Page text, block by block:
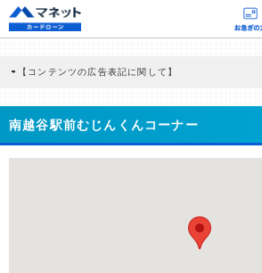
【コンテンツの広告表記に関して】
商品を根拠なくPRするものではなく、当編集部の調査
どに基づき、公平性を担保した情報提供を行っています
>提携企業一覧
南越谷駅前むじんくんコーナー